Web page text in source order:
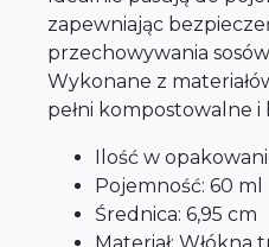
zapewniając
przechowywania
Wykonane z
pełni kompostowalne
Ilość w
Pojemność: 60 ml
Średnica: 6,95 cm